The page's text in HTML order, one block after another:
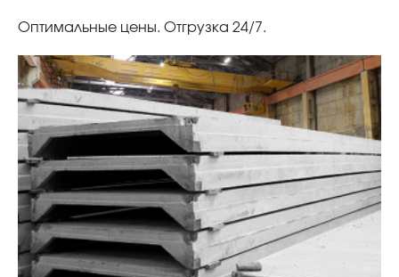
Оптимальные цены. Отгрузка 24/7.